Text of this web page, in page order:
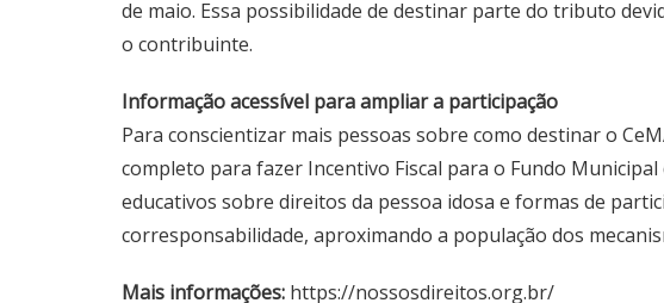
de maio. Essa possibilidade de destinar parte do tributo
o contribuinte.
Informação acessível para ampliar a participação
Para conscientizar mais pessoas sobre como destinar o
completo para fazer Incentivo Fiscal para o Fundo
educativos sobre direitos da pessoa idosa e formas de
corresponsabilidade, aproximando a população dos
Mais informações: https://nossosdireitos.org.br/